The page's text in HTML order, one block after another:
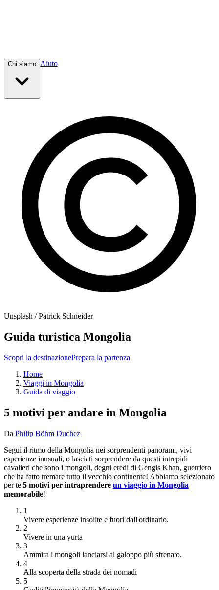
Chi siamo Aiuto
Unsplash / Patrick Schneider
Guida turistica Mongolia
Scopri la destinazionePrepara la partenza
Home
Viaggi in Mongolia
Guida di viaggio
5 motivi per andare in Mongolia
Da Philip Böhm Duchez
Segui il ritmo della Mongolia nei sorprendenti panorami, vivi
esperienze inusuali, o lasciati sorprendere da questi intrepidi
cavalieri che sono i mongoli, degni eredi di Gengis Khan, guerriero
che ha fatto tremare tutto il vecchio continente! Abbiamo selezionato
per te 5 motivi per intraprendere un viaggio in Mongolia
memorabile!
1
Vivere esperienze insolite e fuori dall'ordinario.
2
Vivere in una yurta
3
Ammira i mongoli lanciarsi al galoppo più sfrenato.
4
Alla scoperta della strada dei nomadi
5